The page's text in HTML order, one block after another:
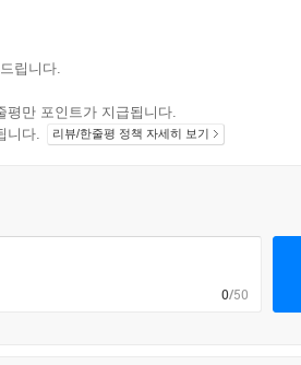
립니다.
평만 포인트가 지급됩니다.
니다.
리뷰/한줄평 정책 자세히 보기
0/50